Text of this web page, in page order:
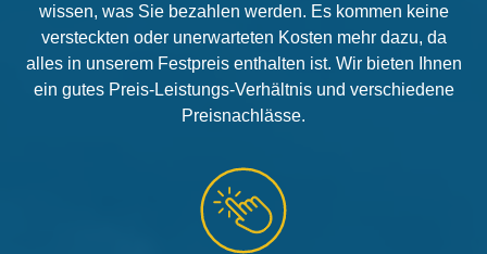
wissen, was Sie bezahlen werden. Es kommen keine
versteckten oder unerwarteten Kosten mehr dazu, da
alles in unserem Festpreis enthalten ist. Wir bieten Ihnen
ein gutes Preis-Leistungs-Verhältnis und verschiedene
Preisnachlässe.